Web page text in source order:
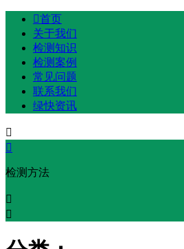
首页
关于我们
检测知识
检测案例
常见问题
联系我们
绿快资讯


检测方法

